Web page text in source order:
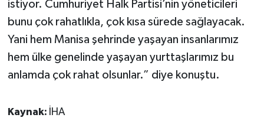
istiyor. Cumhuriyet Halk Partisi’nin yöneticileri
bunu çok rahatlıkla, çok kısa sürede sağlayacak.
Yani hem Manisa şehrinde yaşayan insanlarımız
hem ülke genelinde yaşayan yurttaşlarımız bu
anlamda çok rahat olsunlar.” diye konuştu.
Kaynak: İHA